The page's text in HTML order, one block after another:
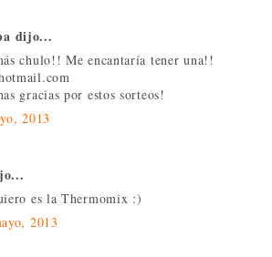
dijo...
chulo!! Me encantaría tener una!!
gracias por estos sorteos!
2013
es la Thermomix :)
2013